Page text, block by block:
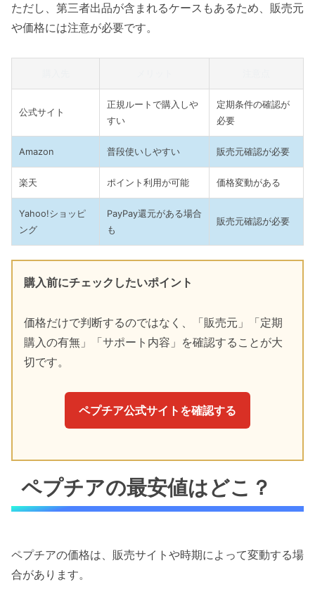
ただし、第三者出品が含まれるケースもあるため、販売元
や価格には注意が必要です。
公式サイト
正規ルートで購入しや
すい
定期条件の確認が
必要
Amazon 普段使いしやすい 販売元確認が必要
楽天 ポイント利用が可能 価格変動がある
Yahoo!ショッピ
ング
PayPay還元がある場合
も
販売元確認が必要
購入前にチェックしたいポイント
価格だけで判断するのではなく、「販売元」「定期
購入の有無」「サポート内容」を確認することが大
切です。
ペプチア公式サイトを確認する
ペプチアの最安値はどこ？
ペプチアの価格は、販売サイトや時期によって変動する場
合があります。